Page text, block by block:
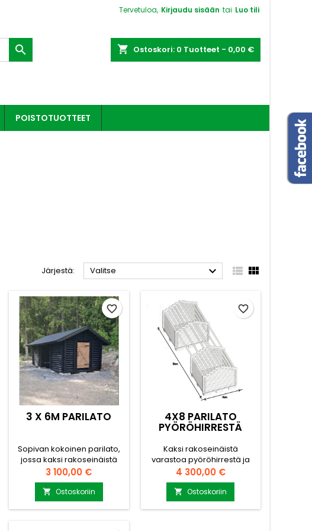
Tervetuloa, Kirjaudu sisään tai Luo tili
shopping_cart Ostoskori: 0 Tuotteet - 0,00 €

POISTOTUOTTEET
Järjestä: Valitse   
3 X 6M PARILATO
Sopivan kokoinen parilato,
jossa kaksi rakoseinäistä
varastoa sekä katos
ruohonleikkurille tai
mönkijälle. Toimituksen
pakettiin sisältyy pariladon
hirret, peltikatto, saranat,
Hinta
3 100,00 €
 Ostoskoriin
favorite_border
4X8 PARILATO
PYÖRÖHIRRESTÄ
Kaksi rakoseinäistä
varastoa pyöröhirrestä ja
katos monipuoliseen
käyttöön Toimituksen
pakettiin sisältyy pariladon
hirret, peltikatto, saranat,
oven kahvat ja
Hinta
4 300,00 €
 Ostoskoriin
favorite_border